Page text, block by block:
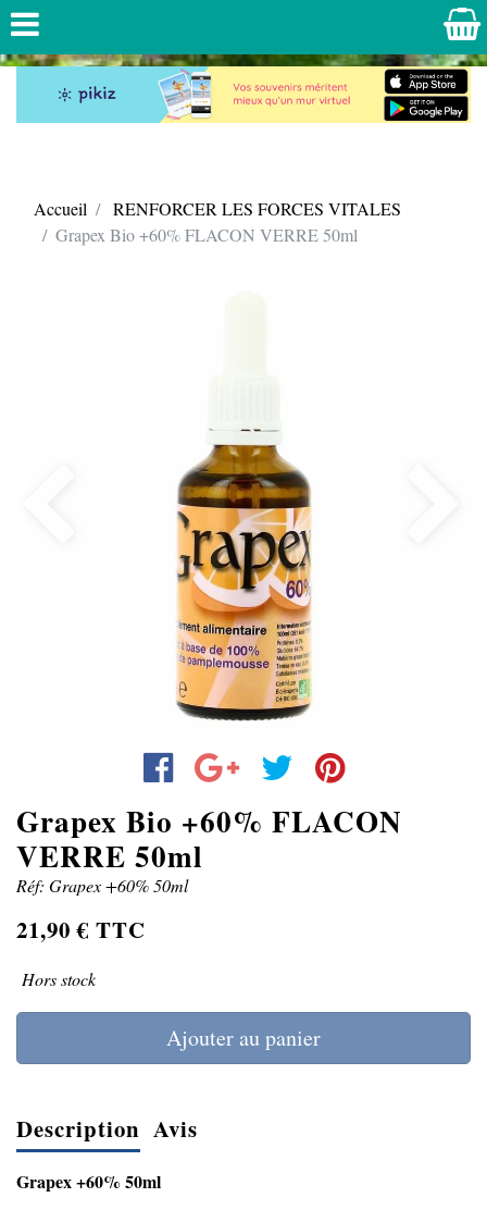
Accueil
RENFORCER LES FORCES VITALES
Grapex Bio +60% FLACON VERRE 50ml
Grapex Bio +60% FLACON
VERRE 50ml
Réf: Grapex +60% 50ml
21,90 € TTC
Hors stock
Ajouter au panier
Description Avis
Grapex +60% 50ml